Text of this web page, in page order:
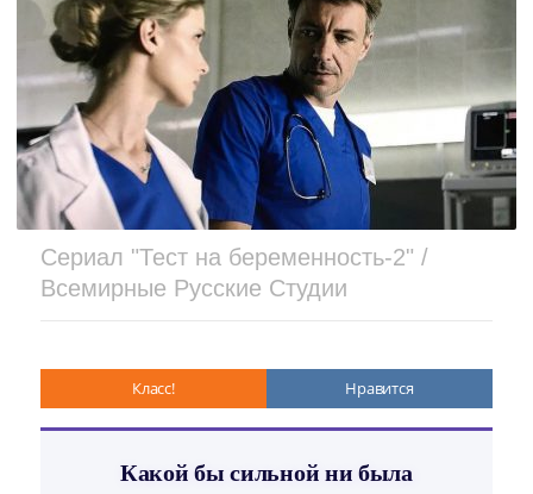
Сериал "Тест на беременность-2" /
Всемирные Русские Студии
Класс! Нравится
Какой бы сильной ни была